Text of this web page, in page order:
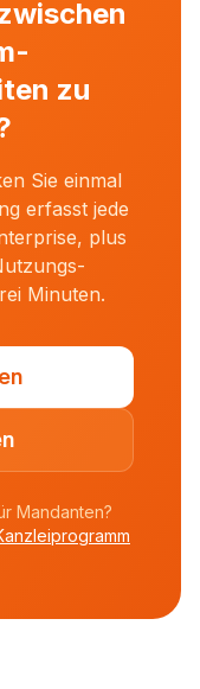
zu
Sie einmal
erfasst jede
plus
Minuten.
Mandanten?